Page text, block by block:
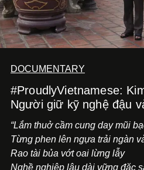
DOCUMENTARY
#ProudlyVietnamese:
Người giữ kỹ nghệ đậu
“Lắm thuở cầm cung day mũi
Từng phen lên ngựa trải ngàn
Rao tài bủa vớt oai lừng lẫy
Nghề nghiệp lâu dài vững đặc